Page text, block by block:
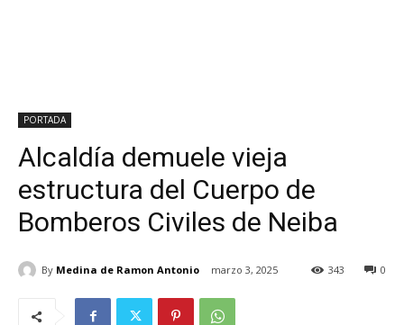
PORTADA
Alcaldía demuele vieja
estructura del Cuerpo de
Bomberos Civiles de Neiba
By Medina de Ramon Antonio marzo 3, 2025 0
343